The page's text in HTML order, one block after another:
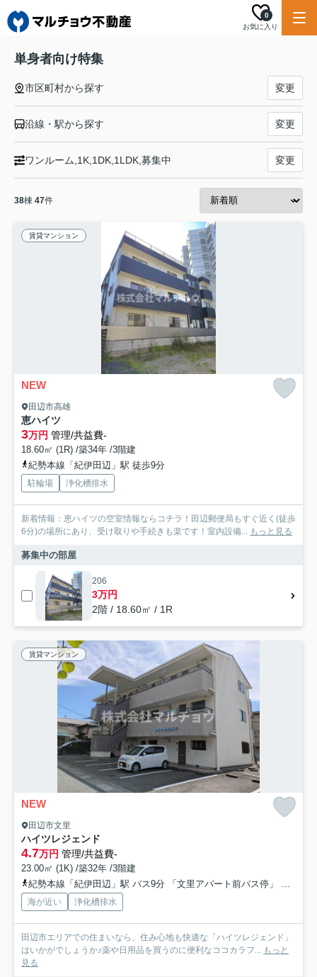
お気に入り
0
単身者向け特集
市区町村から探す 変更
沿線・駅から探す 変更
ワンルーム,1K,1DK,1LDK,募集中 変更
38棟 47件
賃貸マンション
NEW
田辺市高雄
恵ハイツ
3万円 管理/共益費-
18.60㎡ (1R) /築34年 /3階建
紀勢本線「紀伊田辺」駅 徒歩9分
駐輪場 浄化槽排水
新着情報：恵ハイツの空室情報ならコチラ！田辺郵便局もすぐ近く(徒歩
6分)の場所にあり、受け取りや手続きも楽です！室内設備... もっと見る
募集中の部屋
206
3万円
2階 / 18.60㎡ / 1R
賃貸マンション
NEW
田辺市文里
ハイツレジェンド
4.7万円 管理/共益費-
23.00㎡ (1K) /築32年 /3階建
紀勢本線「紀伊田辺」駅 バス9分 「文里アパート前バス停」 停歩3分
海が近い 浄化槽排水
田辺市エリアでの住まいなら、住み心地も快適な「ハイツレジェンド」
はいかがでしょうか♪薬や日用品を買うのに便利なココカラフ... もっと
見る